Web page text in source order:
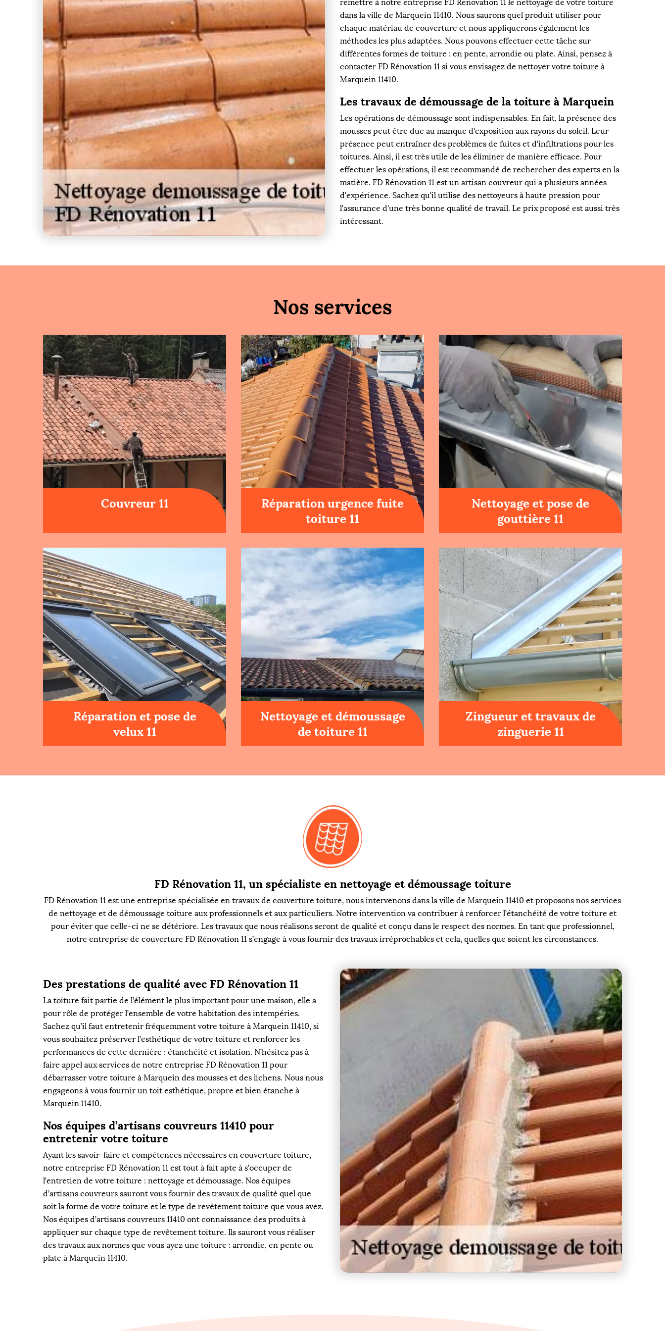
remettre à notre entreprise FD Rénovation 11 le nettoyage de votre toiture
dans la ville de Marquein 11410. Nous saurons quel produit utiliser pour
chaque matériau de couverture et nous appliquerons également les
méthodes les plus adaptées. Nous pouvons effectuer cette tâche sur
différentes formes de toiture : en pente, arrondie ou plate. Ainsi, pensez à
contacter FD Rénovation 11 si vous envisagez de nettoyer votre toiture à
Marquein 11410.
Les travaux de démoussage de la toiture à Marquein
Les opérations de démoussage sont indispensables. En fait, la présence des
mousses peut être due au manque d'exposition aux rayons du soleil. Leur
présence peut entraîner des problèmes de fuites et d'infiltrations pour les
toitures. Ainsi, il est très utile de les éliminer de manière efficace. Pour
effectuer les opérations, il est recommandé de rechercher des experts en la
matière. FD Rénovation 11 est un artisan couvreur qui a plusieurs années
d'expérience. Sachez qu'il utilise des nettoyeurs à haute pression pour
l'assurance d'une très bonne qualité de travail. Le prix proposé est aussi très
intéressant.
Nos services
Couvreur 11
Réparation urgence fuite
toiture 11
Nettoyage et pose de
gouttière 11
Réparation et pose de
velux 11
Nettoyage et démoussage
de toiture 11
Zingueur et travaux de
zinguerie 11
FD Rénovation 11, un spécialiste en nettoyage et démoussage toiture
FD Rénovation 11 est une entreprise spécialisée en travaux de couverture toiture, nous intervenons dans la ville de Marquein 11410 et proposons nos services
de nettoyage et de démoussage toiture aux professionnels et aux particuliers. Notre intervention va contribuer à renforcer l’étanchéité de votre toiture et
pour éviter que celle-ci ne se détériore. Les travaux que nous réalisons seront de qualité et conçu dans le respect des normes. En tant que professionnel,
notre entreprise de couverture FD Rénovation 11 s’engage à vous fournir des travaux irréprochables et cela, quelles que soient les circonstances.
Des prestations de qualité avec FD Rénovation 11
La toiture fait partie de l’élément le plus important pour une maison, elle a
pour rôle de protéger l’ensemble de votre habitation des intempéries.
Sachez qu’il faut entretenir fréquemment votre toiture à Marquein 11410, si
vous souhaitez préserver l’esthétique de votre toiture et renforcer les
performances de cette dernière : étanchéité et isolation. N’hésitez pas à
faire appel aux services de notre entreprise FD Rénovation 11 pour
débarrasser votre toiture à Marquein des mousses et des lichens. Nous nous
engageons à vous fournir un toit esthétique, propre et bien étanche à
Marquein 11410.
Nos équipes d’artisans couvreurs 11410 pour
entretenir votre toiture
Ayant les savoir-faire et compétences nécessaires en couverture toiture,
notre entreprise FD Rénovation 11 est tout à fait apte à s’occuper de
l’entretien de votre toiture : nettoyage et démoussage. Nos équipes
d’artisans couvreurs sauront vous fournir des travaux de qualité quel que
soit la forme de votre toiture et le type de revêtement toiture que vous avez.
Nos équipes d’artisans couvreurs 11410 ont connaissance des produits à
appliquer sur chaque type de revêtement toiture. Ils sauront vous réaliser
des travaux aux normes que vous ayez une toiture : arrondie, en pente ou
plate à Marquein 11410.